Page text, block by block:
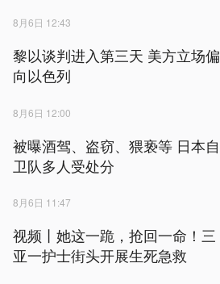
8月6日 12:43
黎以谈判进入第三天 美方立场偏
向以色列
8月6日 12:00
被曝酒驾、盗窃、猥亵等 日本自
卫队多人受处分
8月6日 11:47
视频丨她这一跪，抢回一命！三
亚一护士街头开展生死急救